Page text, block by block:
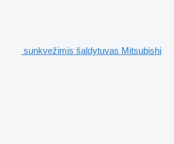
sunkvežimis šaldytuvas Mitsubishi